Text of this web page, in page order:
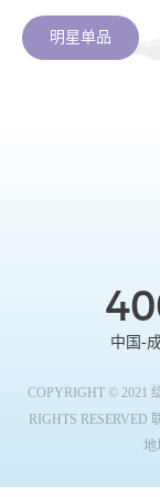
明星单品
中国-
COPYRIGHT © 2021
RIGHTS RESERVED
地